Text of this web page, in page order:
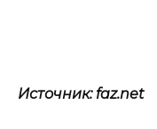
Источник: faz.net